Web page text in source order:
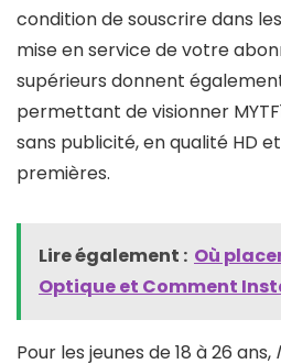
condition de souscrire dans
mise en service de votre
supérieurs donnent
permettant de visionner
sans publicité, en qualité HD
premières.
Lire également : Où
Optique et Comment
Pour les jeunes de 18 à 26 ans,